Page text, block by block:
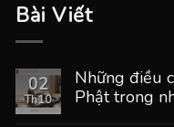
Bài Viết
02
Th10
Những điều
Phật trong